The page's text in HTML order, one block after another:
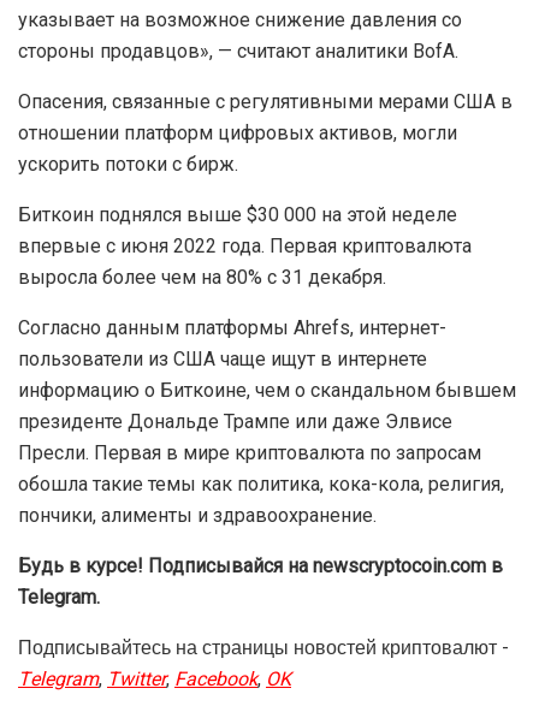
указывает на возможное снижение давления со
стороны продавцов», — считают аналитики BofA.
Опасения, связанные с регулятивными мерами США в
отношении платформ цифровых активов, могли
ускорить потоки с бирж.
Биткоин поднялся выше $30 000 на этой неделе
впервые с июня 2022 года. Первая криптовалюта
выросла более чем на 80% с 31 декабря.
Согласно данным платформы Ahrefs, интернет-
пользователи из США чаще ищут в интернете
информацию о Биткоине, чем о скандальном бывшем
президенте Дональде Трампе или даже Элвисе
Пресли. Первая в мире криптовалюта по запросам
обошла такие темы как политика, кока-кола, религия,
пончики, алименты и здравоохранение.
Будь в курсе! Подписывайся на newscryptocoin.com в
Telegram.
Подписывайтесь на страницы новостей криптовалют -
Telegram,Twitter,Facebook,OK